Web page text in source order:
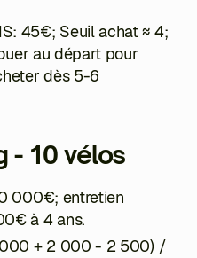
45€; Seuil achat ≈ 4;
au départ pour
dès 5-6
- 10 vélos
000€; entretien
à 4 ans.
+ 2 000 - 2 500) /